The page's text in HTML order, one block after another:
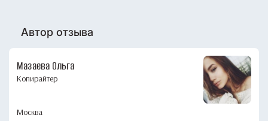
Автор отзыва
Мазаева Ольга
Копирайтер
Москва